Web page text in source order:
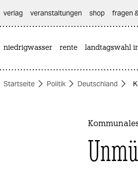
themen
verlag
veranstaltungen shop fragen
niedrigwasser rente landtagswahl
Startseite Politik Deutschland